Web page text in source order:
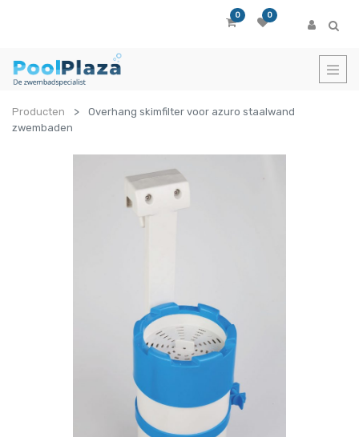
0 0
Producten
Overhang skimfilter voor azuro staalwand
zwembaden